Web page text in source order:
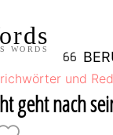
WORDS
und
geht nach